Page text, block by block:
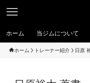
ホーム 当ジムについて
ホーム トレーナー紹介 日原